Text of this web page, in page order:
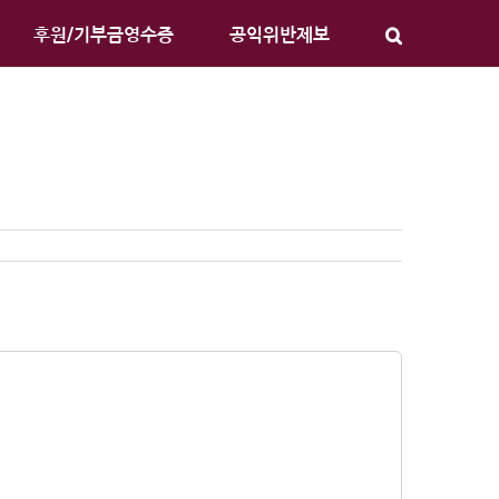
후원/기부금영수증 공익위반제보